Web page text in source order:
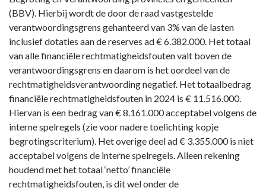
(BBV). Hierbij wordt de door de raad vastgestelde
verantwoordingsgrens gehanteerd van 3% van de lasten
inclusief dotaties aan de reserves ad € 6.382.000. Het totaal
van alle financiële rechtmatigheidsfouten valt boven de
verantwoordingsgrens en daarom is het oordeel van de
rechtmatigheidsverantwoording negatief. Het totaalbedrag
financiële rechtmatigheidsfouten in 2024 is € 11.516.000.
Hiervan is een bedrag van € 8.161.000 acceptabel volgens de
interne spelregels (zie voor nadere toelichting kopje
begrotingscriterium). Het overige deel ad € 3.355.000 is niet
acceptabel volgens de interne spelregels. Alleen rekening
houdend met het totaal ‘netto’ financiële
rechtmatigheidsfouten, is dit wel onder de